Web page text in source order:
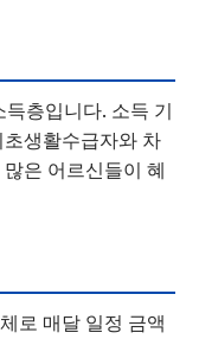
층입니다. 소득 기
생활수급자와 차
은 어르신들이 혜
로 매달 일정 금액